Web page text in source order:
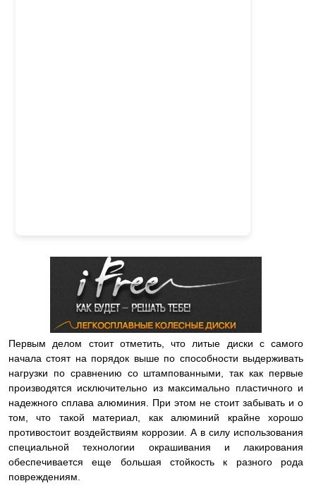
Первым делом стоит отметить, что литые диски с самого
начала стоят на порядок выше по способности выдерживать
нагрузки по сравнению со штампованными, так как первые
производятся исключительно из максимально пластичного и
надежного сплава алюминия. При этом не стоит забывать и о
том, что такой материал, как алюминий крайне хорошо
противостоит воздействиям коррозии. А в силу использования
специальной технологии окрашивания и лакирования
обеспечивается еще большая стойкость к разного рода
повреждениям.